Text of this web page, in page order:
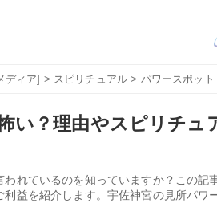
ディア] > スピリチュアル > パワースポット
い？理由やスピリチュ
われているのを知っていますか？この記
利益を紹介します。宇佐神宮の見所パワ